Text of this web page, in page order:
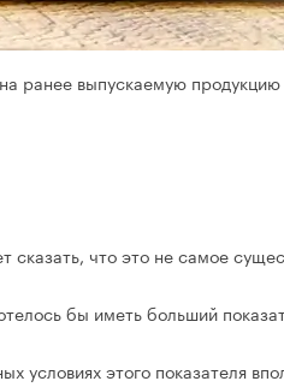
ранее выпускаемую
что это не самое
бы иметь больший
условиях этого показателя